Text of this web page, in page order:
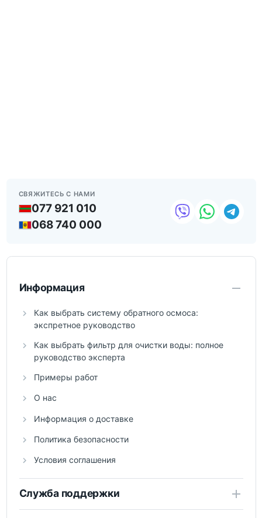
СВЯЖИТЕСЬ С НАМИ
077 921 010
068 740 000
Информация
Как выбрать систему обратного осмоса:
экспретное руководство
Как выбрать фильтр для очистки воды: полное
руководство эксперта
Примеры работ
О нас
Информация о доставке
Политика безопасности
Условия соглашения
Служба поддержки